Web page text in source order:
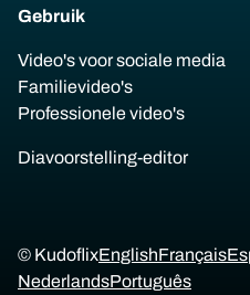
Gebruik
Video's voor sociale media
Familievideo's
Professionele video's
Diavoorstelling-editor
© KudoflixEnglishFrançais
NederlandsPortuguês